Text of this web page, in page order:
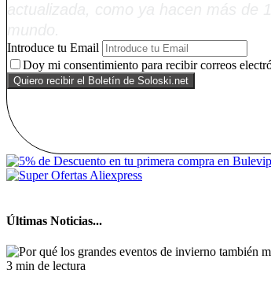
Introduce tu Email
Doy mi consentimiento para recibir correos
Últimas Noticias...
3 min de lectura